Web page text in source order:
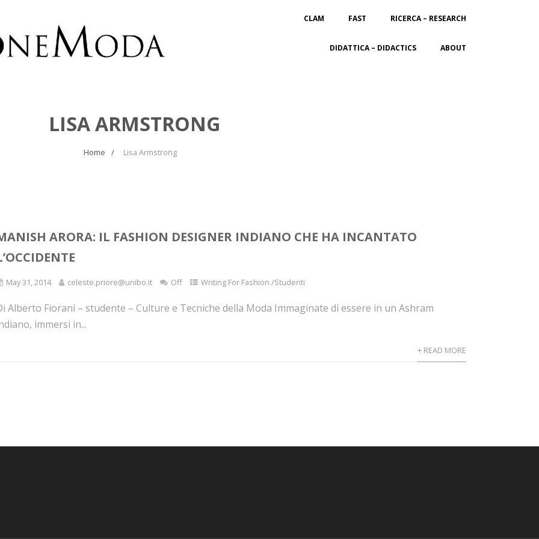
CLAM FAST RICERCA – RESEARCH
DIDATTICA – DIDACTICS ABOUT
LISA ARMSTRONG
Home Lisa Armstrong
ARORA: IL FASHION DESIGNER INDIANO CHE HA INCANTATO
May 31, 2014 celeste.priore@unibo.it Off Writing For Fashion /Studenti
Alberto Fiorani – studente – Culture e Tecniche della Moda Immaginate di essere in un Ashram
immersi in...
+ READ MORE